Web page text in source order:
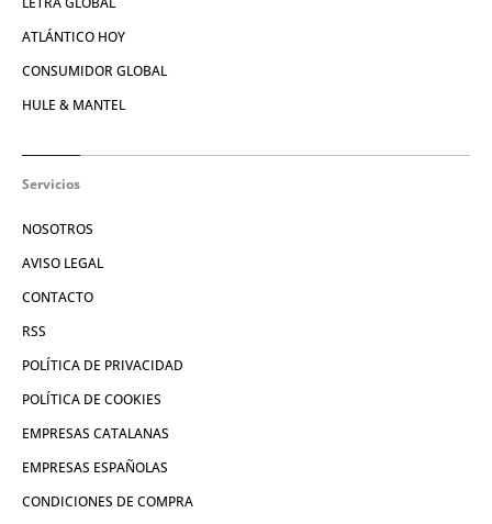
ATLÁNTICO HOY
CONSUMIDOR GLOBAL
HULE & MANTEL
Servicios
NOSOTROS
AVISO LEGAL
CONTACTO
RSS
POLÍTICA DE PRIVACIDAD
POLÍTICA DE COOKIES
EMPRESAS CATALANAS
EMPRESAS ESPAÑOLAS
CONDICIONES DE COMPRA